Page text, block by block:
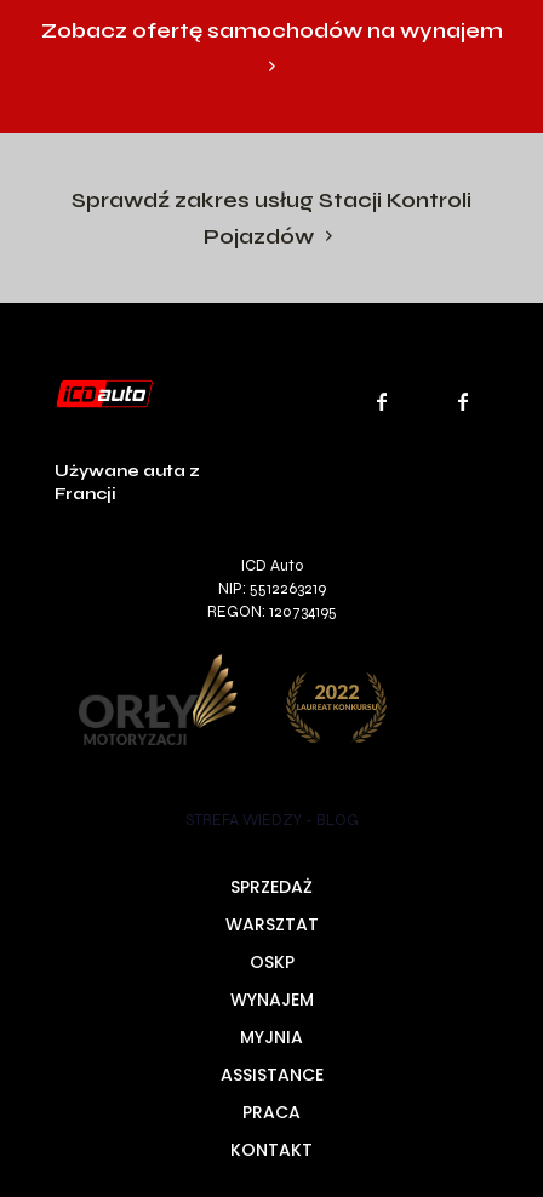
Zobacz ofertę samochodów na wynajem
Sprawdź zakres usług Stacji Kontroli
Pojazdów
Używane auta z
Francji
ICD Auto
NIP: 5512263219
REGON: 120734195
STREFA WIEDZY - BLOG
SPRZEDAŻ
WARSZTAT
OSKP
WYNAJEM
MYJNIA
ASSISTANCE
PRACA
KONTAKT